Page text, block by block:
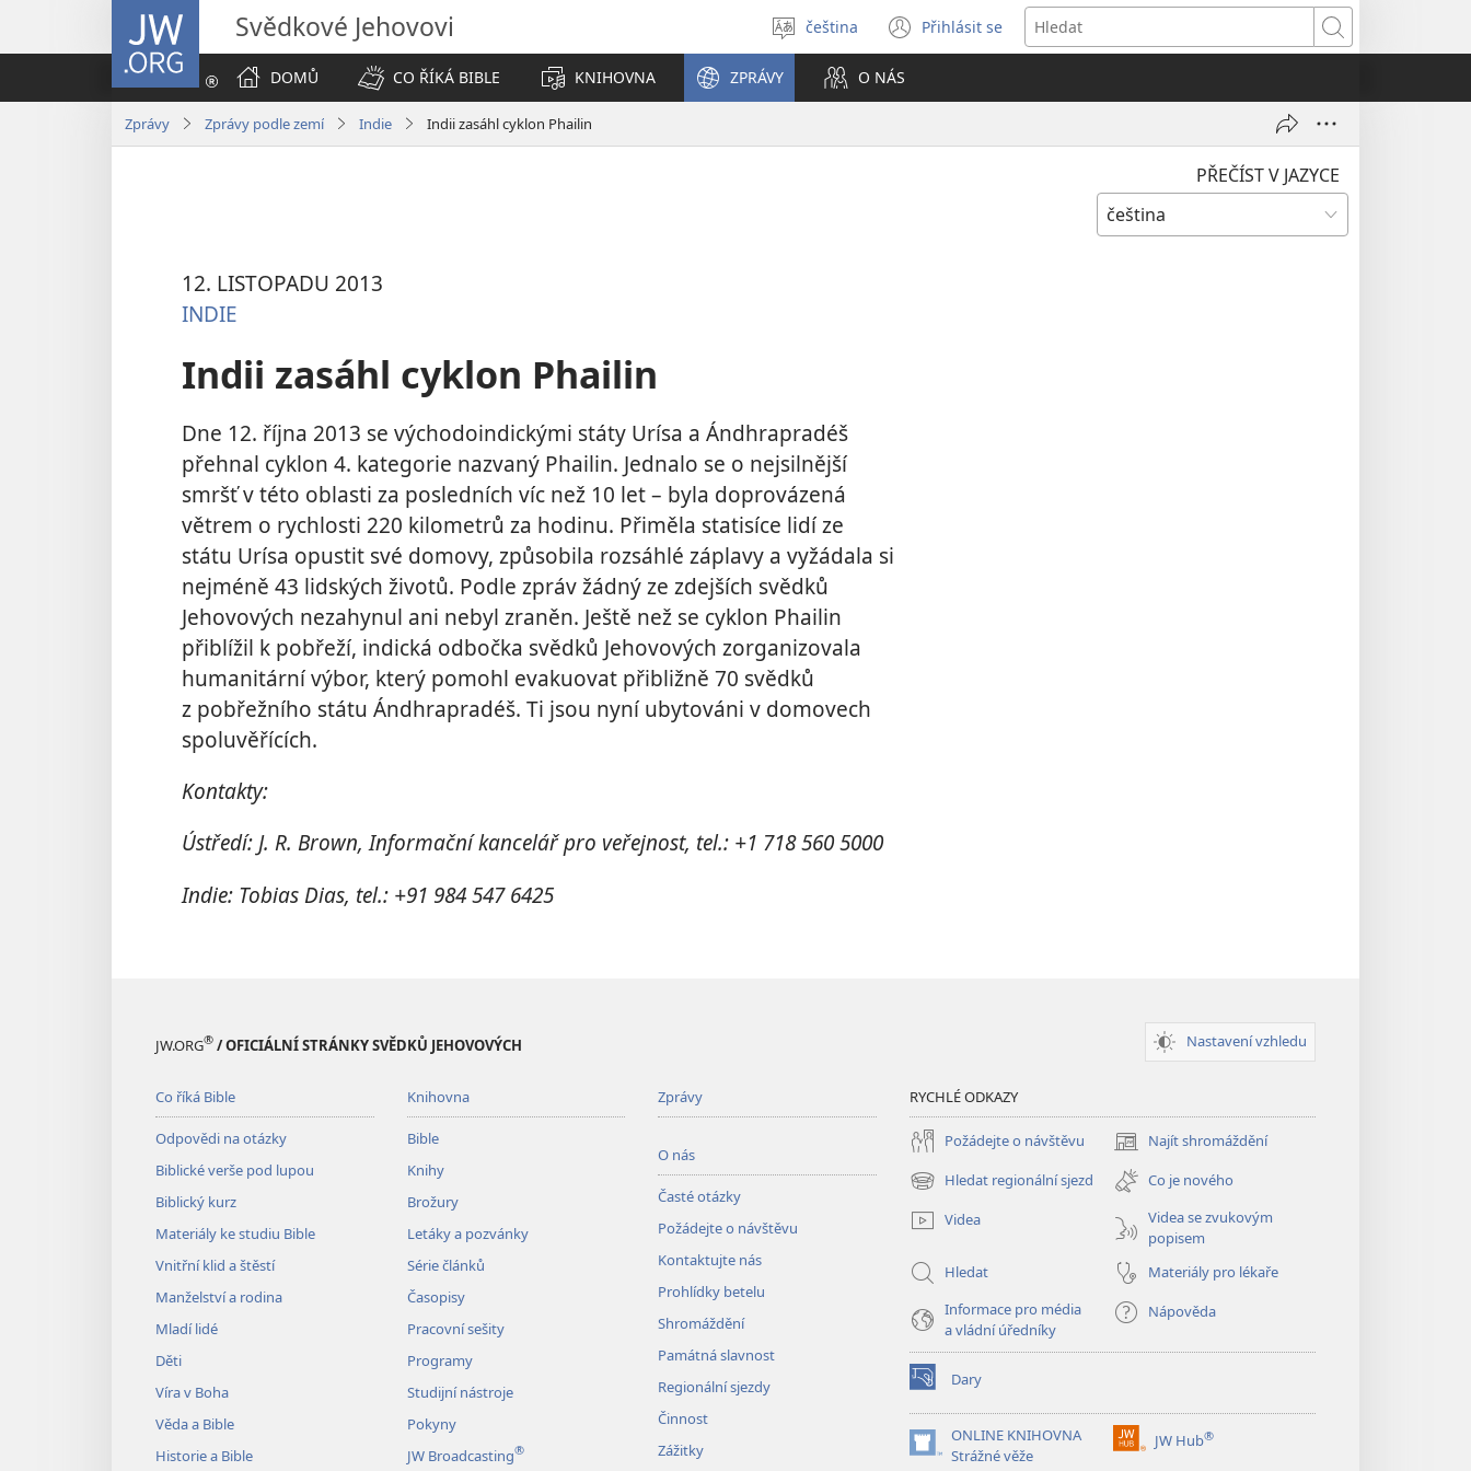
JW.ORG Svědkové Jehovovi
Vybrat
jazyk
čeština Přihlásit se
(otevřeno
nové
Hledat
DOMŮ
CO ŘÍKÁ BIBLE KNIHOVNA ZPRÁVY O NÁS
Zprávy Zprávy podle zemí Indie Indii zasáhl cyklon Phailin
PŘEČÍST V JAZYCE
12. LISTOPADU 2013
INDIE
Indii zasáhl cyklon Phailin
Dne 12. října 2013 se východoindickými státy Urísa a Ándhrapradéš
přehnal cyklon 4. kategorie nazvaný Phailin. Jednalo se o nejsilnější
smršť v této oblasti za posledních víc než 10 let – byla doprovázená
větrem o rychlosti 220 kilometrů za hodinu. Přiměla statisíce lidí ze
státu Urísa opustit své domovy, způsobila rozsáhlé záplavy a vyžádala si
nejméně 43 lidských životů. Podle zpráv žádný ze zdejších svědků
Jehovových nezahynul ani nebyl zraněn. Ještě než se cyklon Phailin
přiblížil k pobřeží, indická odbočka svědků Jehovových zorganizovala
humanitární výbor, který pomohl evakuovat přibližně 70 svědků
z pobřežního státu Ándhrapradéš. Ti jsou nyní ubytováni v domovech
spoluvěřících.
Kontakty:
Ústředí: J. R. Brown, Informační kancelář pro veřejnost, tel.: +1 718 560 5000
Indie: Tobias Dias, tel.: +91 984 547 6425
JW.ORG® / OFICIÁLNÍ STRÁNKY SVĚDKŮ JEHOVOVÝCH Nastavení vzhledu
Co říká Bible
Odpovědi na otázky
Biblické verše pod lupou
Biblický kurz
Materiály ke studiu Bible
Vnitřní klid a štěstí
Manželství a rodina
Mladí lidé
Děti
Víra v Boha
Věda a Bible
Historie a Bible
Knihovna
Bible
Knihy
Brožury
Letáky a pozvánky
Série článků
Časopisy
Pracovní sešity
Programy
Studijní nástroje
Pokyny
JW Broadcasting®
Zprávy
O nás
Časté otázky
Požádejte o návštěvu
Kontaktujte nás
Prohlídky betelu
Shromáždění
Památná slavnost
Regionální sjezdy
Činnost
Zážitky
RYCHLÉ ODKAZY
Požádejte o návštěvu Najít shromáždění
(otevřeno
nové
okno)
Hledat regionální sjezd
(otevřeno
nové
okno)
Co je nového
Videa
Videa se zvukovým
popisem
Hledat
Materiály pro lékaře
Informace pro média
a vládní úředníky
Nápověda
Dary
(otevřeno
nové
okno)
ONLINE KNIHOVNA
Strážné věže
(otevřeno
JW Hub®
(otevřeno